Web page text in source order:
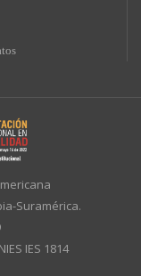
Suramérica.
IES 1814